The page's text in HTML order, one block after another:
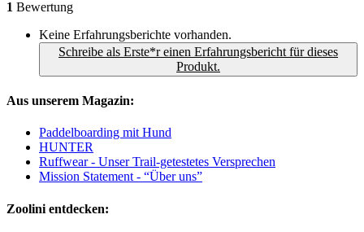
1 Bewertung
Keine Erfahrungsberichte vorhanden.
Schreibe als Erste*r einen Erfahrungsbericht für dieses
Produkt.
Aus unserem Magazin:
Paddelboarding mit Hund
HUNTER
Ruffwear - Unser Trail-getestetes Versprechen
Mission Statement - “Über uns”
Zoolini entdecken: